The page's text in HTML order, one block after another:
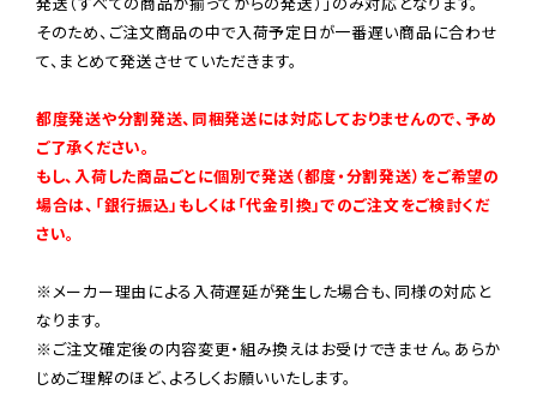
そのため、ご注文商品の中で入荷予定日が一番遅い商品に合わせ
て、まとめて発送させていただきます。
都度発送や分割発送、同梱発送には対応しておりませんので、予め
ご了承ください。
もし、入荷した商品ごとに個別で発送（都度・分割発送）をご希望の
場合は、「銀行振込」もしくは「代金引換」でのご注文をご検討くだ
さい。
※メーカー理由による入荷遅延が発生した場合も、同様の対応と
なります。
※ご注文確定後の内容変更・組み換えはお受けできません。あらか
じめご理解のほど、よろしくお願いいたします。